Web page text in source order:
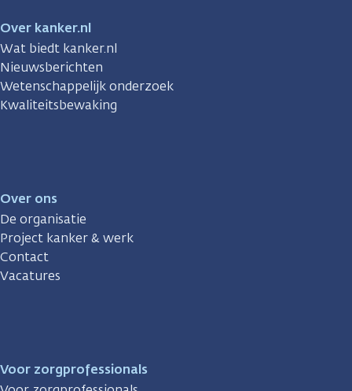
Over kanker.nl
Wat biedt kanker.nl
Nieuwsberichten
Wetenschappelijk onderzoek
Kwaliteitsbewaking
Over ons
De organisatie
Project kanker & werk
Contact
Vacatures
Voor zorgprofessionals